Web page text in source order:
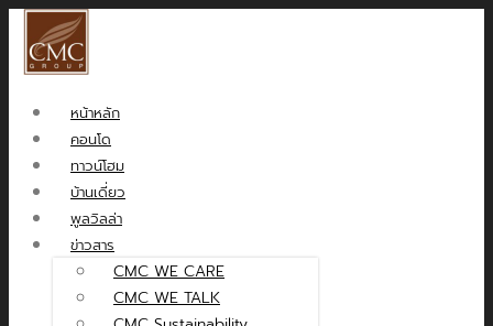
หน้าหลัก
คอนโด
ทาวน์โฮม
บ้านเดี่ยว
พูลวิลล่า
ข่าวสาร
CMC WE CARE
CMC WE TALK